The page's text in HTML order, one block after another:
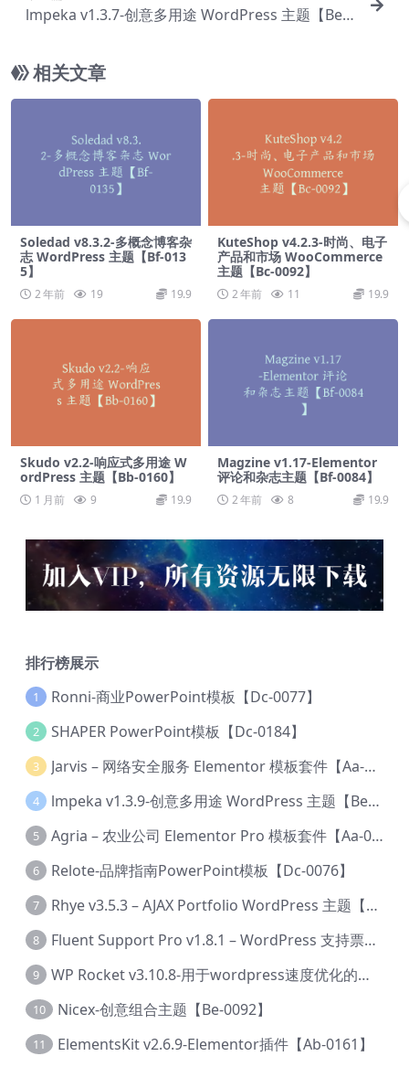
lmpeka v1.3.7-创意多用途 WordPress 主题【Be-0
相关文章
Soledad v8.3.2-多概念博客杂
志 WordPress 主题【Bf-013
5】
2 年前 19 19.9
KuteShop v4.2.3-时尚、电子
产品和市场 WooCommerce
主题【Bc-0092】
2 年前 11 19.9
Skudo v2.2-响应式多用途 W
ordPress 主题【Bb-0160】
1 月前 9 19.9
Magzine v1.17-Elementor
评论和杂志主题【Bf-0084】
2 年前 8 19.9
排行榜展示
1 Ronni-商业PowerPoint模板【Dc-0077】
2 SHAPER PowerPoint模板【Dc-0184】
3 Jarvis – 网络安全服务 Elementor 模板套件【Aa-0035】
4 lmpeka v1.3.9-创意多用途 WordPress 主题【Be-0064】
5 Agria – 农业公司 Elementor Pro 模板套件【Aa-0003】
6 Relote-品牌指南PowerPoint模板【Dc-0076】
7 Rhye v3.5.3 – AJAX Portfolio WordPress 主题【Bi-0049】
8 Fluent Support Pro v1.8.1 – WordPress 支持票务系统【Cc-0041】
9 WP Rocket v3.10.8-用于wordpress速度优化的缓存加速插件【Cd-0019】
10 Nicex-创意组合主题【Be-0092】
11 ElementsKit v2.6.9-Elementor插件【Ab-0161】